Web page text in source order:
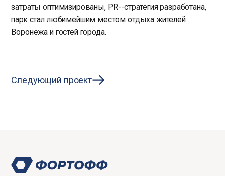
затраты оптимизированы, PR--стратегия разработана,
парк стал любимейшим местом отдыха жителей
Воронежа и гостей города.
Следующий проект